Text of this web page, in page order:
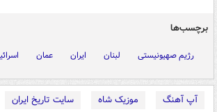
برچسب‌ها
رژیم صهیونیستی لبنان ایران عمان
آپ آهنگ موزیک شاه
سایت تاریخ ایران